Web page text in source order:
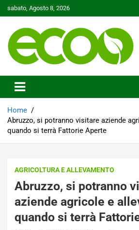
to
sabato, Agosto 8, 2026
Ecoo.it
Home
Abruzzo, si potranno visitare aziende
quando si terrà Fattorie Aperte
AGRICOLTURA E ALLEVAMENTO
Abruzzo, si potranno
aziende agricole e
quando si terrà